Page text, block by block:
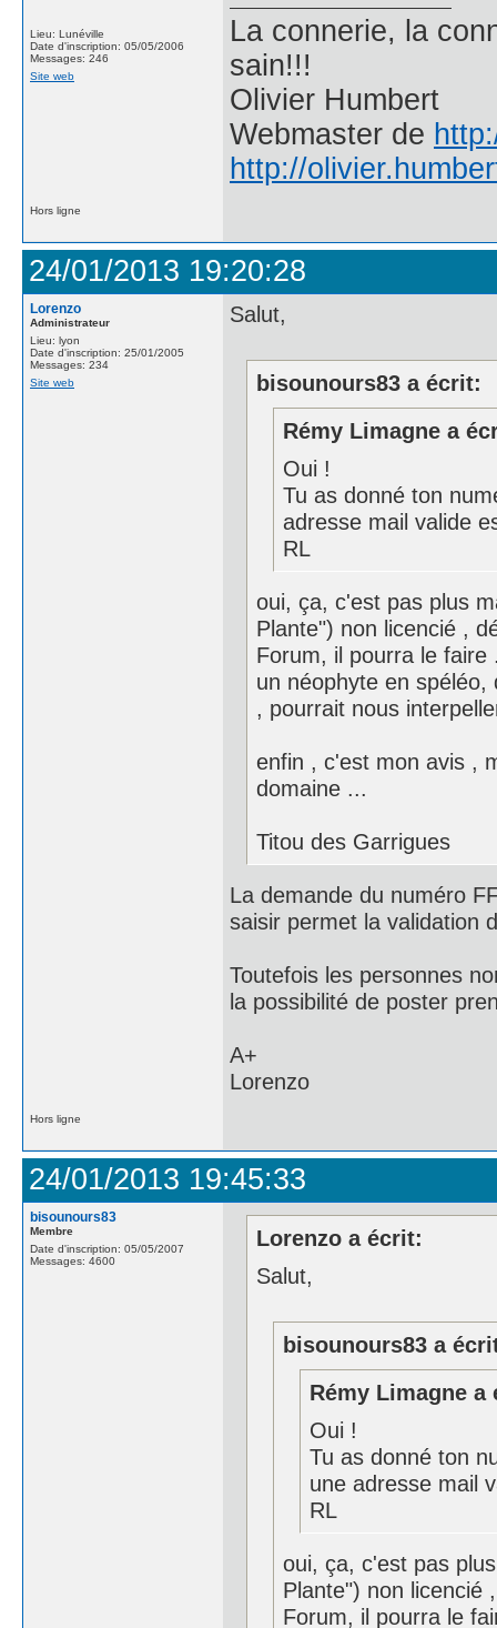
Lieu: Lunéville
Date d'inscription: 05/05/2006
Messages: 246
Site web
La connerie, la
sain!!!
Olivier Humbert
Webmaster de
http://
Hors ligne
24/01/2013 19:20:28
Lorenzo
Administrateur
Lieu: lyon
Date d'inscription: 25/01/2005
Messages: 234
Site web
Salut,
bisounours83 a écrit:
Rémy Limagne a
Oui !
Tu as donné ton
adresse mail valide
RL
oui, ça, c'est pas plus
Plante") non licencié ,
Forum, il pourra le faire
un néophyte en
, pourrait nous
enfin , c'est mon avis ,
domaine ...
Titou des Garrigues
La demande du numéro
saisir permet la validation
Toutefois les personnes
la possibilité de poster
A+
Lorenzo
Hors ligne
24/01/2013 19:45:33
bisounours83
Membre
Date d'inscription: 05/05/2007
Messages: 4600
Lorenzo a écrit:
Salut,
bisounours83 a
Rémy Limagne a
Oui !
Tu as donné ton
une adresse mail
RL
oui, ça, c'est pas
Plante") non licencié
Forum, il pourra le